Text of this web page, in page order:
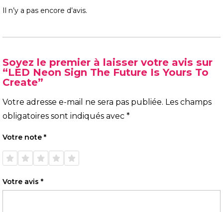
Il n’y a pas encore d’avis.
Soyez le premier à laisser votre avis sur
“LED Neon Sign The Future Is Yours To
Create”
Votre adresse e-mail ne sera pas publiée. Les champs
obligatoires sont indiqués avec *
Votre note *
1 étoile
sur 5
2 étoiles
sur 5
3 étoiles
sur 5
4 étoiles
sur 5
5 étoiles
sur 5
Votre avis *